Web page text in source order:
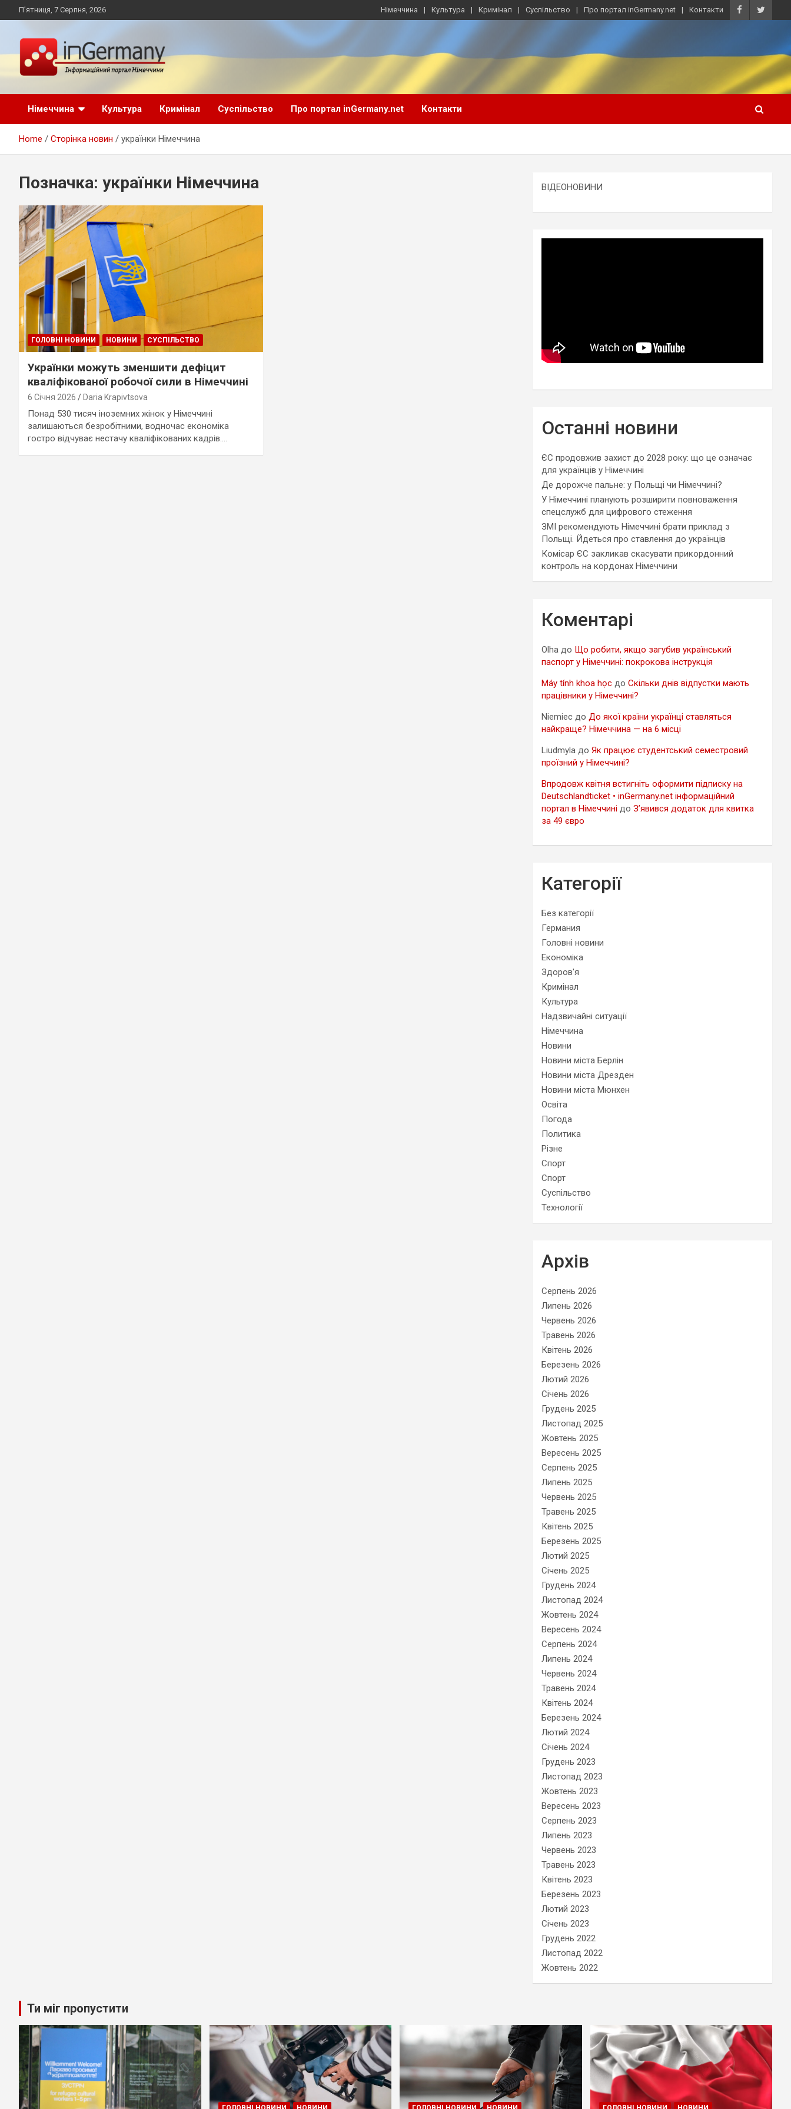
to
П’ятниця, 7 Серпня, 2026 Німеччина Культура Кримінал Суспільство Про портал inGermany.net Контакти
inGermany.net
інформаційний
портал в Німеччині
Німеччини, українці в Німеччині
Німеччина
Культура Кримінал Суспільство Про портал inGermany.net Контакти
Home Сторінка новин українки Німеччина
Позначка: українки Німеччина
ГОЛОВНІ НОВИНИ НОВИНИ СУСПІЛЬСТВО
Українки можуть зменшити дефіцит
кваліфікованої робочої сили в Німеччині
6 Січня 2026 Daria Krapivtsova
Понад 530 тисяч іноземних жінок у Німеччині
залишаються безробітними, водночас економіка
гостро відчуває нестачу кваліфікованих кадрів.…
ВІДЕОНОВИНИ
Останні новини
ЄС продовжив захист до 2028 року: що це означає
для українців у Німеччині
Де дорожче пальне: у Польщі чи Німеччині?
У Німеччині планують розширити повноваження
спецслужб для цифрового стеження
ЗМІ рекомендують Німеччині брати приклад з
Польщі. Йдеться про ставлення до українців
Комісар ЄС закликав скасувати прикордонний
контроль на кордонах Німеччини
Коментарі
Olha до Що робити, якщо загубив український
паспорт у Німеччині: покрокова інструкція
Máy tính khoa học доСкільки днів відпустки мають
працівники у Німеччині?
Niemiec доДо якої країни українці ставляться
найкраще? Німеччина — на 6 місці
Liudmyla доЯк працює студентський семестровий
проїзний у Німеччині?
Впродовж квітня встигніть оформити підписку на
Deutschlandticket • inGermany.net інформаційний
портал в Німеччині доЗ’явився додаток для квитка
за 49 євро
Категорії
Без категорії
Германия
Головні новини
Економіка
Здоров'я
Кримінал
Культура
Надзвичайні ситуації
Німеччина
Новини
Новини міста Берлін
Новини міста Дрезден
Новини міста Мюнхен
Освіта
Погода
Политика
Різне
Спорт
Спорт
Суспільство
Технології
Архів
Серпень 2026
Липень 2026
Червень 2026
Травень 2026
Квітень 2026
Березень 2026
Лютий 2026
Січень 2026
Грудень 2025
Листопад 2025
Жовтень 2025
Вересень 2025
Серпень 2025
Липень 2025
Червень 2025
Травень 2025
Квітень 2025
Березень 2025
Лютий 2025
Січень 2025
Грудень 2024
Листопад 2024
Жовтень 2024
Вересень 2024
Серпень 2024
Липень 2024
Червень 2024
Травень 2024
Квітень 2024
Березень 2024
Лютий 2024
Січень 2024
Грудень 2023
Листопад 2023
Жовтень 2023
Вересень 2023
Серпень 2023
Липень 2023
Червень 2023
Травень 2023
Квітень 2023
Березень 2023
Лютий 2023
Січень 2023
Грудень 2022
Листопад 2022
Жовтень 2022
Ти міг пропустити